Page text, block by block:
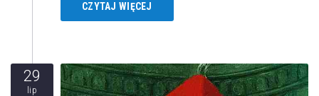
CZYTAJ WIĘCEJ
29
lip